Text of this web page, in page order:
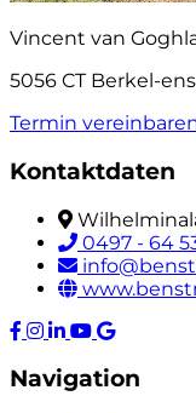
Vincent van
5056 CT Berkel-
Termin
Kontaktdaten
0497 - 64
Navigation